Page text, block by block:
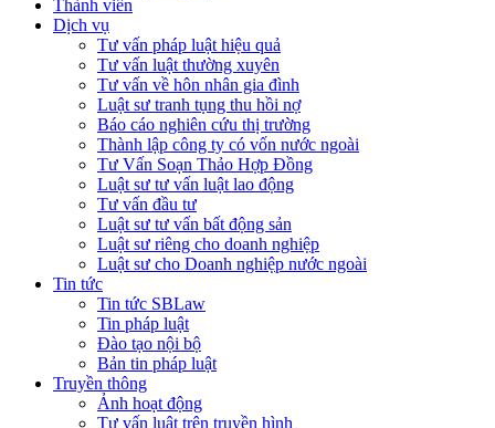
Thành viên
Dịch vụ
Tư vấn pháp luật hiệu quả
Tư vấn luật thường xuyên
Tư vấn về hôn nhân gia đình
Luật sư tranh tụng thu hồi nợ
Báo cáo nghiên cứu thị trường
Thành lập công ty có vốn nước ngoài
Tư Vấn Soạn Thảo Hợp Đồng
Luật sư tư vấn luật lao động
Tư vấn đầu tư
Luật sư tư vấn bất động sản
Luật sư riêng cho doanh nghiệp
Luật sư cho Doanh nghiệp nước ngoài
Tin tức
Tin tức SBLaw
Tin pháp luật
Đào tạo nội bộ
Bản tin pháp luật
Truyền thông
Ảnh hoạt động
Tư vấn luật trên truyền hình